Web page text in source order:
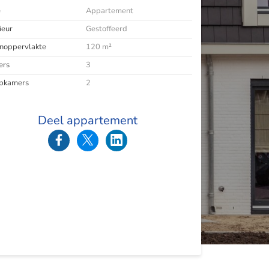
Appartement
Gestoffeerd
120 m²
3
2
Deel appartement